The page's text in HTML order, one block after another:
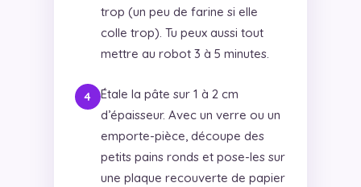
trop (un peu de farine si elle
colle trop). Tu peux aussi tout
mettre au robot 3 à 5 minutes.
Étale la pâte sur 1 à 2 cm
d’épaisseur. Avec un verre ou un
emporte-pièce, découpe des
petits pains ronds et pose-les sur
une plaque recouverte de papier